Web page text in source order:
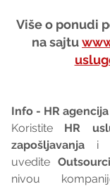
Više o ponudi
na sajtu
Info - HR agencija
Koristite HR
zapošljavanja i
uvedite
nivou